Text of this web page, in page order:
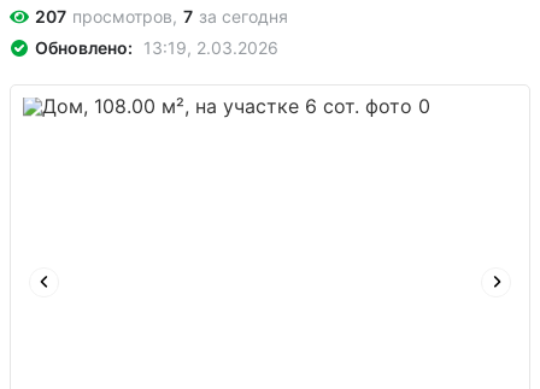
207 просмотров, 7 за сегодня
Обновлено:
13:19, 2.03.2026